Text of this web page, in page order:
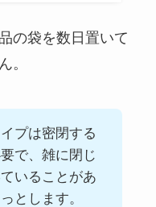
の袋を数日置いて
。
プは密閉する
で、雑に閉じ
いることがあ
とします。